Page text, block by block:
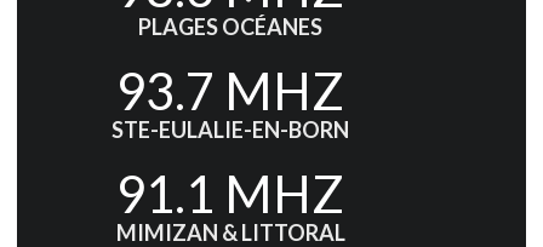
PLAGES OCÉANES
93.7 MHZ
STE-EULALIE-EN-BORN
91.1 MHZ
MIMIZAN & LITTORAL